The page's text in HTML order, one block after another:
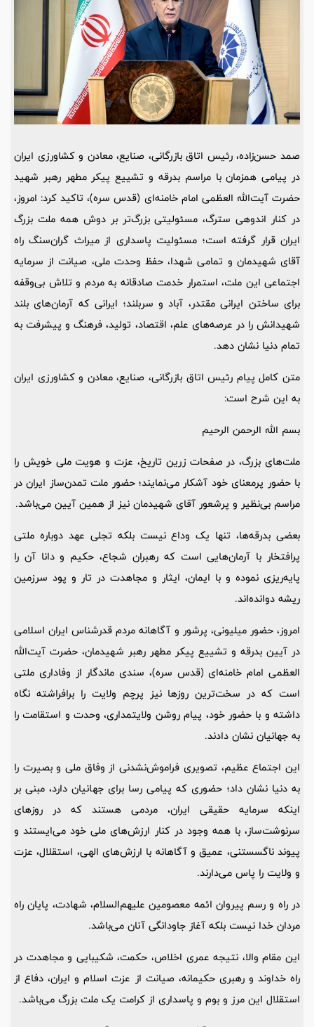
صمد حسن‌زاده، رئیس اتاق بازرگانی، صنایع، معادن و کشاورزی ایران
در پیامی همزمان با مراسم بدرقه و تشییع پیکر مطهر رهبر شهید
حضرت آیت‌الله العظمی امام خامنه‌ای (قدس سره)، تاکید کرد: امروز،
در کنار اندوهی سترگ، مسئولیتی بزرگ‌تر بر دوش همه ملت بزرگ
ایران قرار گرفته است؛ مسئولیت پاسداری از میراث گران‌سنگ راه
آقای شهیدمان و تمامی شهدا، حفظ وحدت ملی، صیانت از سرمایه
اجتماعی این ملت، استمرار خدمت صادقانه به مردم و تلاش بی‌وقفه
برای ساختن ایرانی مقتدر، آباد و سربلند؛ ایرانی که آرمان‌های بلند
شهیدانش را در عرصه‌های علم، اقتصاد، تولید، فرهنگ و پیشرفت به
تمام دنیا نشان دهد.
متن کامل پیام رئیس اتاق بازرگانی، صنایع، معادن و کشاورزی ایران
به این شرح است:
بسم الله الرحمن الرحیم
ملت‌های بزرگ، در صفحات زرین تاریخ، عزت و هویت ملی خویش را
با حضور پرمعنای خود آشکار می‌نمایند؛ حضور ملت تمدن‌ساز ایران در
مراسم بی‌نظیر و پرشعور آقای شهیدمان نیز از همین آیین می‌باشد.
بعضی بدرقه‌ها، تنها یک وداع نیست بلکه تجلی عهد دوباره ملتی
پرافتخار با آرمان‌هایی است که رهبران شجاع، حکیم و دانا آن را
پایه‌ریزی نموده و با ایمان، ایثار و مجاهدت در تار و پود سرزمین
ریشه دوانده‌اند.
امروز، حضور میلیونی، پرشور و آگاهانه مردم قدرشناس ایران اسلامی
در آیین بدرقه و تشییع پیکر مطهر رهبر شهیدمان، حضرت آیت‌الله
العظمی امام خامنه‌ای (قدس سره)، سندی ماندگار از وفاداری ملتی
است که در سخت‌ترین روزها نیز پرچم ولایت را برافراشته نگاه
داشته‌ و با حضور خود، پیام روشن ولایتمداری، وحدت و استقامت را
به جهانیان نشان دادند.
این اجتماع عظیم، تصویری فراموش‌نشدنی از وفاق ملی و بصیرت را
به دنیا نشان داد؛ حضوری که پیامی رسا برای جهانیان دارد، مبنی بر
اینکه سرمایه حقیقی ایران، مردمی هستند که در روزهای
سرنوشت‌ساز، با همه وجود در کنار ارزش‌های ملی خود می‌ایستند و
پیوند ناگسستنی، عمیق و آگاهانه با ارزش‌های الهی، استقلال، عزت
و ولایت را پاس می‌دارند.
در راه و رسم پیروان ائمه معصومین علیهم‌السلام، شهادت، پایان راه
مردان خدا نیست بلکه آغاز جاودانگی آنان می‌باشد.
این مقام والا، نتیجه عمری اخلاص، حکمت، شکیبایی و مجاهدت در
راه خداوند و رهبری حکیمانه، صیانت از عزت اسلام و ایران، دفاع از
استقلال این مرز و بوم و پاسداری از کرامت یک ملت بزرگ می‌باشد.